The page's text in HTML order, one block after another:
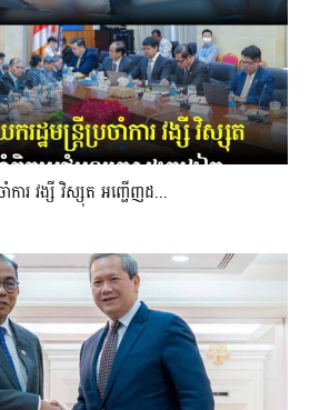
ការ វង្សី វិស្សុត អញ្ជើញដ...